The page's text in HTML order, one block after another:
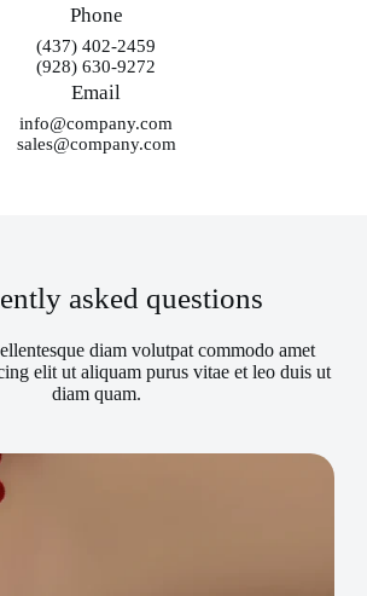
Phone
(437) 402-2459
(928) 630-9272
Email
info@company.com
sales@company.com
asked questions
diam volutpat commodo amet
elit ut aliquam purus vitae et leo duis ut
diam quam.